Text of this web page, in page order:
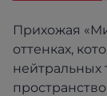
Прихожая
оттенках,
нейтральных